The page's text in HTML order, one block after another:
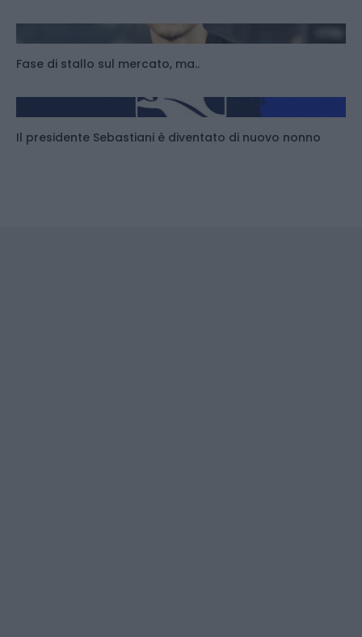
Fase di stallo sul mercato, ma..
Il presidente Sebastiani è diventato di nuovo nonno